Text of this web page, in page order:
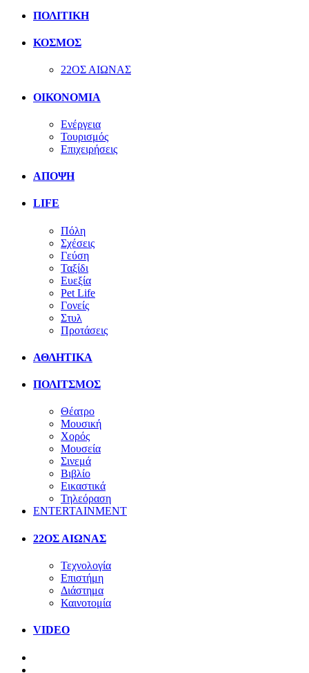
ΠΟΛΙΤΙΚΗ
ΚΟΣΜΟΣ
22ΟΣ ΑΙΩΝΑΣ
ΟΙΚΟΝΟΜΙΑ
Ενέργεια
Τουρισμός
Επιχειρήσεις
ΑΠΟΨΗ
LIFE
Πόλη
Σχέσεις
Γεύση
Ταξίδι
Ευεξία
Pet Life
Γονείς
Στυλ
Προτάσεις
ΑΘΛΗΤΙΚΑ
ΠΟΛΙΤΣΜΟΣ
Θέατρο
Μουσική
Χορός
Μουσεία
Σινεμά
Βιβλίο
Εικαστικά
Τηλεόραση
ENTERTAINMENT
22ΟΣ ΑΙΩΝΑΣ
Τεχνολογία
Επιστήμη
Διάστημα
Καινοτομία
VIDEO